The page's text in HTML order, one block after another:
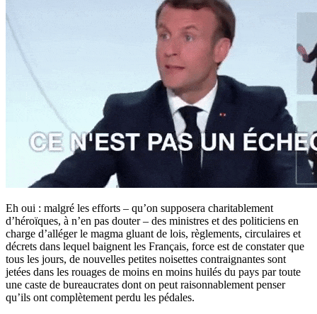
Eh oui : malgré les efforts – qu’on supposera charitablement
d’héroïques, à n’en pas douter – des ministres et des politiciens en
charge d’alléger le magma gluant de lois, règlements, circulaires et
décrets dans lequel baignent les Français, force est de constater que
tous les jours, de nouvelles petites noisettes contraignantes sont
jetées dans les rouages de moins en moins huilés du pays par toute
une caste de bureaucrates dont on peut raisonnablement penser
qu’ils ont complètement perdu les pédales.